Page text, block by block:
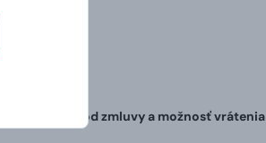
odstúpenie od zmluvy a možnosť vrátenia